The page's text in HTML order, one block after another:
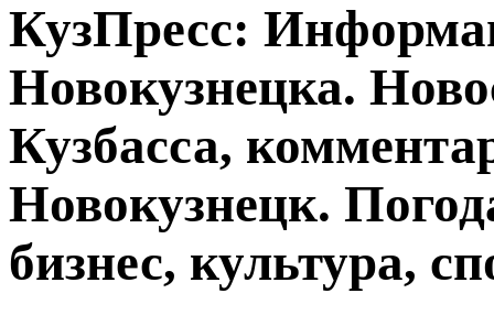
КузПресс:
Новокузнецка.
Кузбасса,
Новокузнецк.
бизнес, культура,